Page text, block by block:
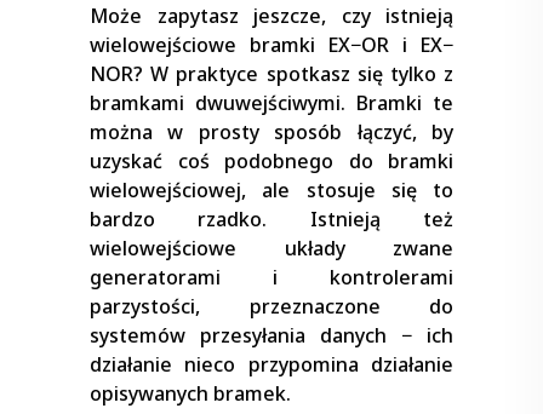
Może zapytasz jeszcze, czy istnieją
wielowejściowe bramki EX−OR i EX−
NOR? W praktyce spotkasz się tylko z
bramkami dwuwejściwymi. Bramki te
można w prosty sposób łączyć, by
uzyskać coś podobnego do bramki
wielowejściowej, ale stosuje się to
bardzo rzadko. Istnieją też
wielowejściowe układy zwane
generatorami i kontrolerami
parzystości, przeznaczone do
systemów przesyłania danych − ich
działanie nieco przypomina działanie
opisywanych bramek.